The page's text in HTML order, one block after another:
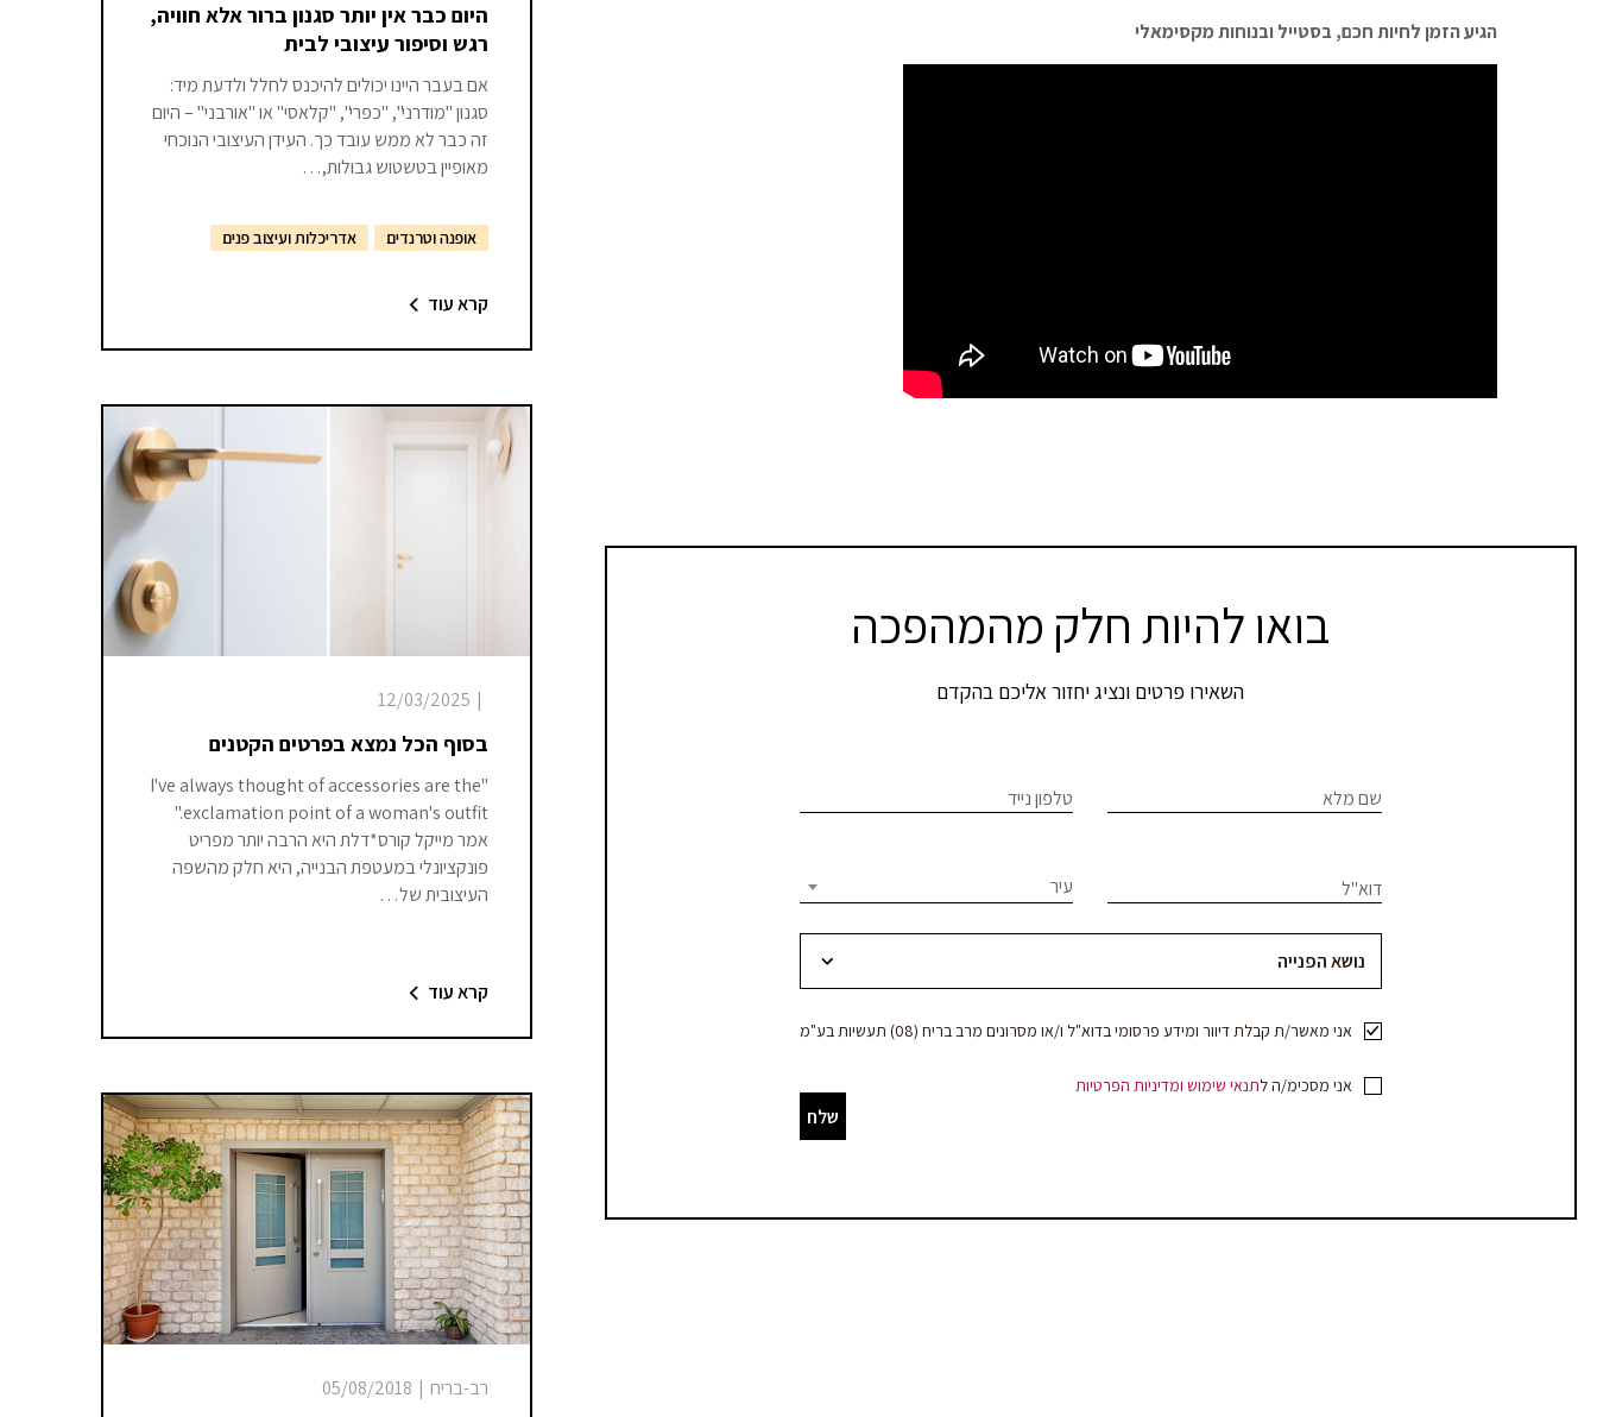
הגיע הזמן לחיות חכם, בסטייל ובנוחות מקסימאלי
בואו להיות חלק מהמהפכה
השאירו פרטים ונציג יחזור אליכם בהקדם
קשר
עמוד
מוצר
–
לוקאפ/SMART
שם מלא טלפון נייד
דוא"ל עיר
אני מאשר/ת קבלת דיוור ומידע פרסומי בדוא"ל ו/או מסרונים מרב בריח (08) תעשיות בע"מ
אני מסכימ/ה לתנאי שימוש ומדיניות הפרטיות
שלח
are
this
field
blank.
היום כבר אין יותר סגנון ברור אלא חוויה,
רגש וסיפור עיצובי לבית
אם בעבר היינו יכולים להיכנס לחלל ולדעת מיד:
סגנון "מודרני", "כפרי", "קלאסי" או "אורבני" – היום
זה כבר לא ממש עובד כך. העידן העיצובי הנוכחי
מאופיין בטשטוש גבולות,…
אופנה וטרנדים אדריכלות ועיצוב פנים
קרא עוד
|
12/03/2025
בסוף הכל נמצא בפרטים הקטנים
"I've always thought of accessories are the
exclamation point of a woman's outfit."
אמר מייקל קורס*דלת היא הרבה יותר מפריט
פונקציונלי במעטפת הבנייה, היא חלק מהשפה
העיצובית של…
קרא עוד
רב-בריח |
05/08/2018